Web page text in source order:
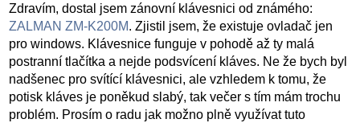
Zdravím, dostal jsem zánovní klávesnici od známého:
ZALMAN ZM-K200M. Zjistil jsem, že existuje ovladač jen
pro windows. Klávesnice funguje v pohodě až ty malá
postranní tlačítka a nejde podsvícení kláves. Ne že bych byl
nadšenec pro svítící klávesnici, ale vzhledem k tomu, že
potisk kláves je poněkud slabý, tak večer s tím mám trochu
problém. Prosím o radu jak možno plně využívat tuto